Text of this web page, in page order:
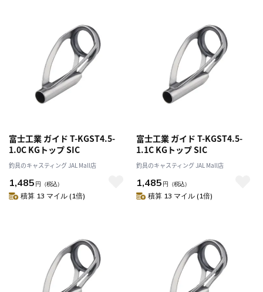
富士工業 ガイド T-KGST4.5-
1.0C KGトップ SIC
釣具のキャスティング JAL Mall店
1,485 円 （税込）
積算 13 マイル (1倍)
富士工業 ガイド T-KGST4.5-
1.1C KGトップ SIC
釣具のキャスティング JAL Mall店
1,485 円 （税込）
積算 13 マイル (1倍)